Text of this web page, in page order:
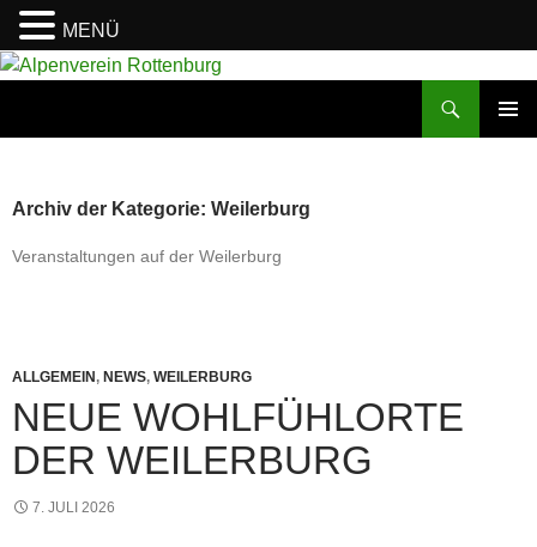
Zum
Archiv der Kategorie: Weilerburg
Veranstaltungen auf der Weilerburg
ALLGEMEIN, NEWS, WEILERBURG
NEUE WOHLFÜHLORTE
DER WEILERBURG
7. JULI 2026
MENÜ